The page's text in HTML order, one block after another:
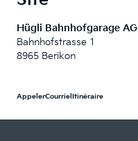
Hügli Bahnhofgarage AG
Bahnhofstrasse 1
8965 Berikon
AppelerCourriel Itinéraire